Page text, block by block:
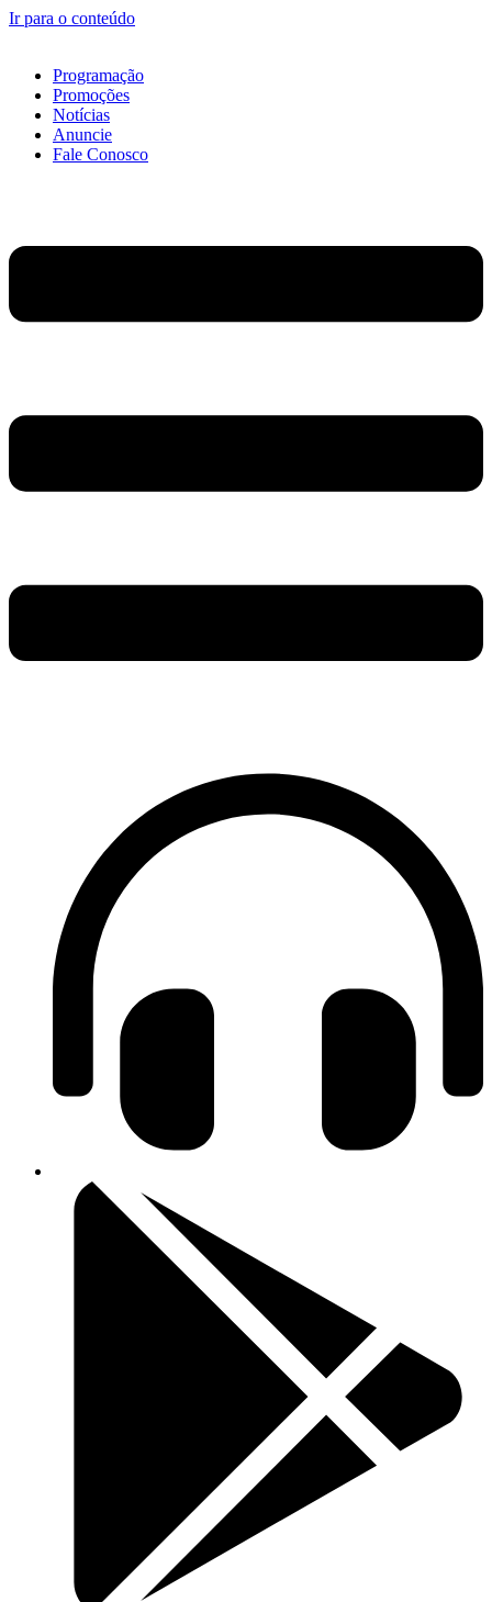
Ir para o conteúdo
Programação
Promoções
Notícias
Anuncie
Fale Conosco